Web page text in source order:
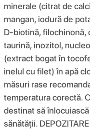
minerale (citrat de
mangan, iodură de
D-biotină, filochinonă,
taurină, inozitol,
(extract bogat în
inelul cu filet) în apă
măsuri rase
temperatura corectă.
destinat să
sănătății.